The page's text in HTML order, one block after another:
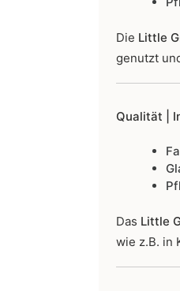
Die Little
genutzt
Qualität |
Das Little
wie z.B. in